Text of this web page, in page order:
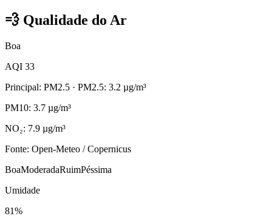
💨 Qualidade do Ar
Boa
AQI 33
Principal: PM2.5 · PM2.5: 3.2 µg/m³
PM10: 3.7 µg/m³
NO₂: 7.9 µg/m³
Fonte: Open-Meteo / Copernicus
BoaModeradaRuimPéssima
Umidade
81%